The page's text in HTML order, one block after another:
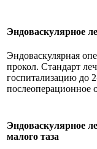
Эндоваскулярное
Эндоваскулярная
прокол. Стандарт
госпитализацию до
послеоперационное
Эндоваскулярное
малого таза